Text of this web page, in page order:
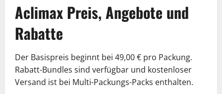
Aclimax Preis, Angebote und
Rabatte
Der Basispreis beginnt bei 49,00 € pro Packung.
Rabatt-Bundles sind verfügbar und kostenloser
Versand ist bei Multi-Packungs-Packs enthalten.